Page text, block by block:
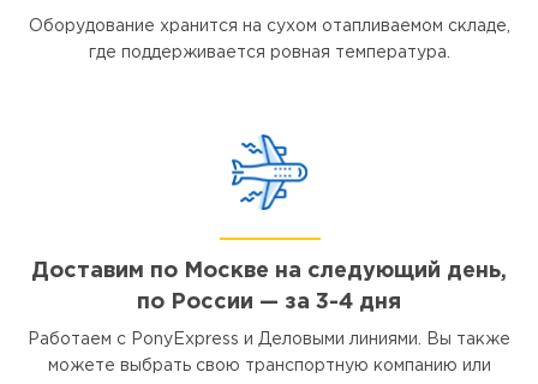
Оборудование хранится на сухом отапливаемом складе,
где поддерживается ровная температура.
Доставим по Москве на следующий день,
по России — за 3-4 дня
Работаем с PonyExpress и Деловыми линиями. Вы также
можете выбрать свою транспортную компанию или